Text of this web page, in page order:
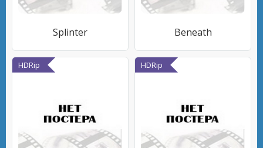
Splinter Beneath
HDRip HDRip